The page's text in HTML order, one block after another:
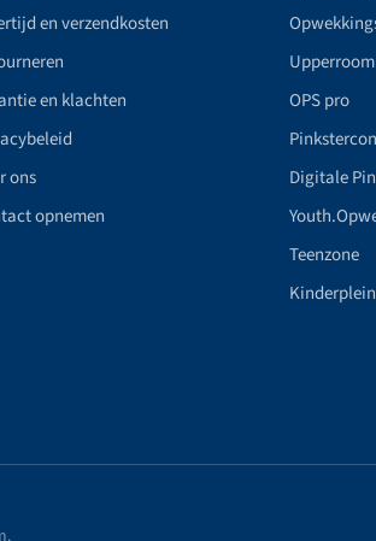
en verzendkosten
en klachten
ons
opnemen
Upperroom
OPS pro
Digitale
Teenzone
Kinderplein